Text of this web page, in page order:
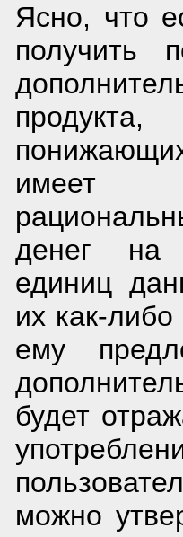
Ясно, что
получить
имеет
денег на
единиц
их как-
ему
будет
можно